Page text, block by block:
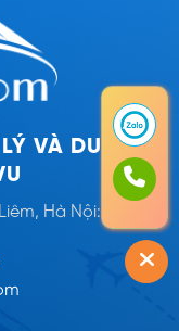
VÀ DU LỊCH
Hà Nội: